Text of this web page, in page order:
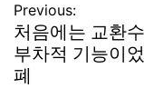
글
탐
색
Previous:
처음에는 교환
부차적 기능이
폐